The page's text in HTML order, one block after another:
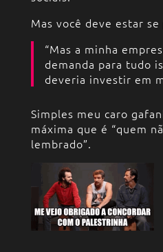
Mas você deve estar
“Mas a minha
demanda para tudo
deveria investir em
Simples meu caro
máxima que é “quem
lembrado”.